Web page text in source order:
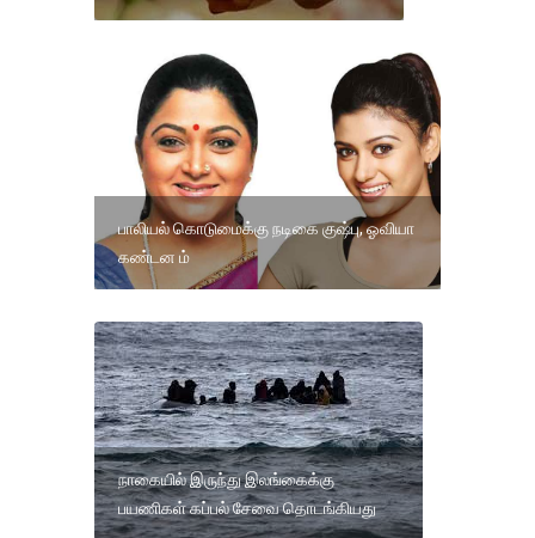
பாலியல் கொடுமைக்கு நடிகை குஷ்பு, ஓவியா
கண்டன ம்
நாகையில் இருந்து இலங்கைக்கு
பயணிகள் கப்பல் சேவை தொடங்கியது